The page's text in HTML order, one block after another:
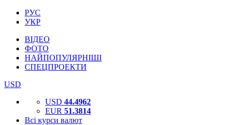
РУС
УКР
ВІДЕО
ФОТО
НАЙПОПУЛЯРНІШІ
СПЕЦПРОЕКТИ
USD
USD 44.4962
EUR 51.3814
Всі курси валют